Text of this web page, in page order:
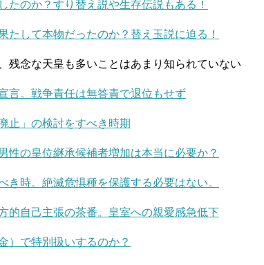
のか？すり替え説や生存伝説もある！
たして本物だったのか？替え玉説に迫る！
残念な天皇も多いことはあまり知られていない
言。戦争責任は無答責で退位もせず
止」の検討をすべき時期
性の皇位継承候補者増加は本当に必要か？
き時。絶滅危惧種を保護する必要はない。
的自己主張の茶番。皇室への親愛感急低下
）で特別扱いするのか？